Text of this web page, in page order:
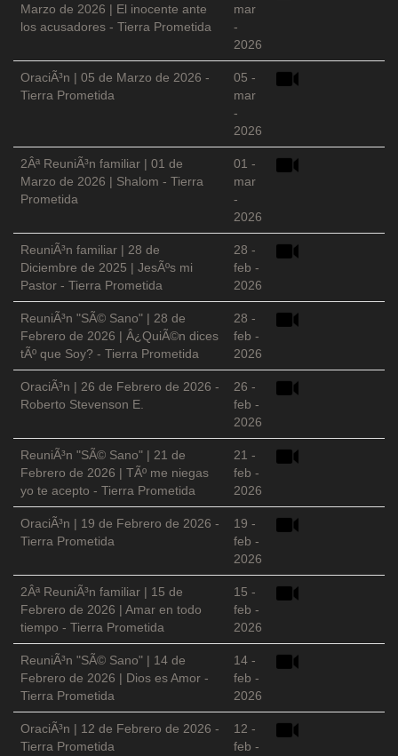
Marzo de 2026 | El inocente ante
los acusadores - Tierra Prometida
mar
-
2026
OraciÃ³n | 05 de Marzo de 2026 -
Tierra Prometida
05 -
mar
-
2026
2Âª ReuniÃ³n familiar | 01 de
Marzo de 2026 | Shalom - Tierra
Prometida
01 -
mar
-
2026
ReuniÃ³n familiar | 28 de
Diciembre de 2025 | JesÃºs mi
Pastor - Tierra Prometida
28 -
feb -
2026
ReuniÃ³n "SÃ© Sano" | 28 de
Febrero de 2026 | Â¿QuiÃ©n dices
tÃº que Soy? - Tierra Prometida
28 -
feb -
2026
OraciÃ³n | 26 de Febrero de 2026 -
Roberto Stevenson E.
26 -
feb -
2026
ReuniÃ³n "SÃ© Sano" | 21 de
Febrero de 2026 | TÃº me niegas
yo te acepto - Tierra Prometida
21 -
feb -
2026
OraciÃ³n | 19 de Febrero de 2026 -
Tierra Prometida
19 -
feb -
2026
2Âª ReuniÃ³n familiar | 15 de
Febrero de 2026 | Amar en todo
tiempo - Tierra Prometida
15 -
feb -
2026
ReuniÃ³n "SÃ© Sano" | 14 de
Febrero de 2026 | Dios es Amor -
Tierra Prometida
14 -
feb -
2026
OraciÃ³n | 12 de Febrero de 2026 -
Tierra Prometida
12 -
feb -